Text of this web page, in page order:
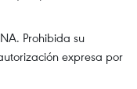
Prohibida su
expresa por